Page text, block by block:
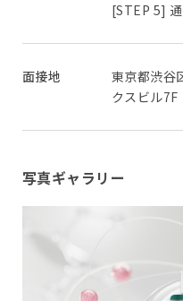
[STEP 5]
面接地
東京都渋谷
クスビル7F
写真ギャラリー